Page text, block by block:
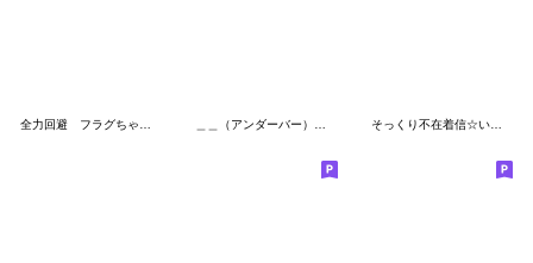
そっくり不在着信☆いたずらドッキリ用